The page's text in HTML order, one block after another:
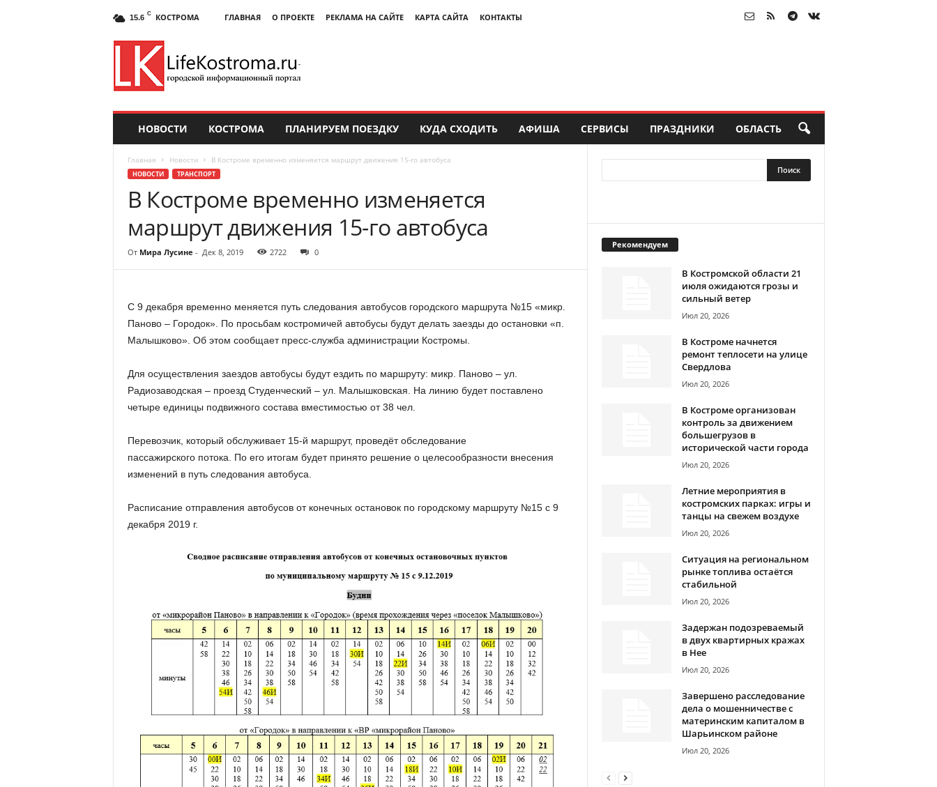
15.6 C КОСТРОМА ГЛАВНАЯ О ПРОЕКТЕ РЕКЛАМА НА САЙТЕ КАРТА САЙТА КОНТАКТЫ
НОВОСТИ КОСТРОМА ПЛАНИРУЕМ ПОЕЗДКУ КУДА СХОДИТЬ АФИША СЕРВИСЫ ПРАЗДНИКИ ОБЛАСТЬ
Главная Новости В Костроме временно изменяется маршрут движения 15-го автобуса
НОВОСТИ ТРАНСПОРТ
В Костроме временно изменяется
маршрут движения 15-го автобуса
От Мира Лусине - Дек 8, 2019 2722 0
С 9 декабря временно меняется путь следования автобусов городского маршрута №15 «микр.
Паново – Городок». По просьбам костромичей автобусы будут делать заезды до остановки «п.
Малышково». Об этом сообщает пресс-служба администрации Костромы.
Для осуществления заездов автобусы будут ездить по маршруту: микр. Паново – ул.
Радиозаводская – проезд Студенческий – ул. Малышковская. На линию будет поставлено
четыре единицы подвижного состава вместимостью от 38 чел.
Перевозчик, который обслуживает 15-й маршрут, проведёт обследование
пассажирского потока. По его итогам будет принято решение о целесообразности внесения
изменений в путь следования автобуса.
Расписание отправления автобусов от конечных остановок по городскому маршруту №15 с 9
декабря 2019 г.
Рекомендуем
В Костромской области 21
июля ожидаются грозы и
сильный ветер
Июл 20, 2026
В Костроме начнется
ремонт теплосети на улице
Свердлова
Июл 20, 2026
В Костроме организован
контроль за движением
большегрузов в
исторической части города
Июл 20, 2026
Летние мероприятия в
костромских парках: игры и
танцы на свежем воздухе
Июл 20, 2026
Ситуация на региональном
рынке топлива остаётся
стабильной
Июл 20, 2026
Задержан подозреваемый
в двух квартирных кражах
в Нее
Июл 20, 2026
Завершено расследование
дела о мошенничестве с
материнским капиталом в
Шарьинском районе
Июл 20, 2026